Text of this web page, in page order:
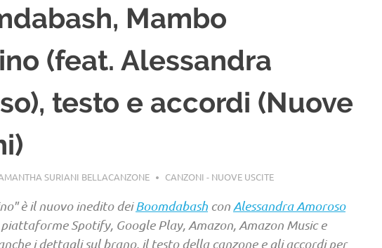
Mambo
(feat. Alessandra
testo e accordi (Nuove
SURIANI BELLACANZONE CANZONI - NUOVE USCITE
è il nuovo inedito deiBoomdabash con Alessandra Amoroso
Spotify, Google Play, Amazon, Amazon Music e
i dettagli sul brano, il testo della canzone e gli accordi per